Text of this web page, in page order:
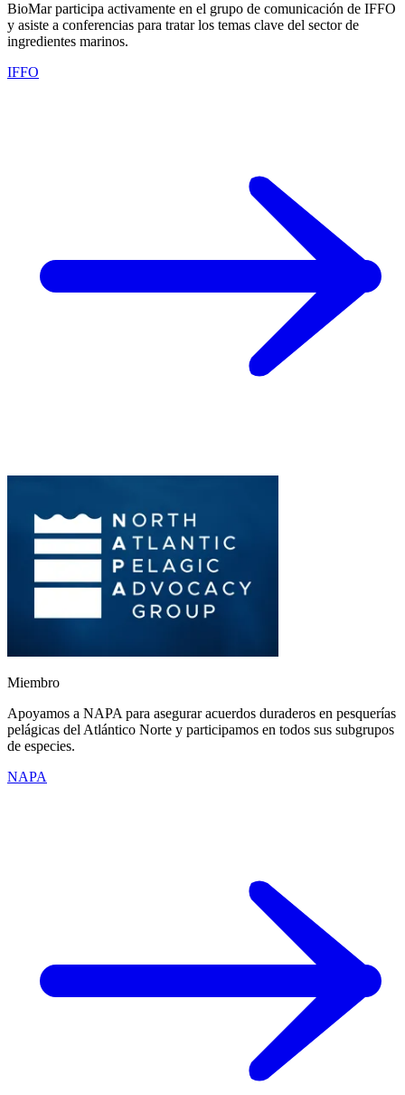
BioMar participa activamente en el grupo de comunicación de IFFO
y asiste a conferencias para tratar los temas clave del sector de
ingredientes marinos.
IFFO
Miembro
Apoyamos a NAPA para asegurar acuerdos duraderos en pesquerías
pelágicas del Atlántico Norte y participamos en todos sus subgrupos
de especies.
NAPA